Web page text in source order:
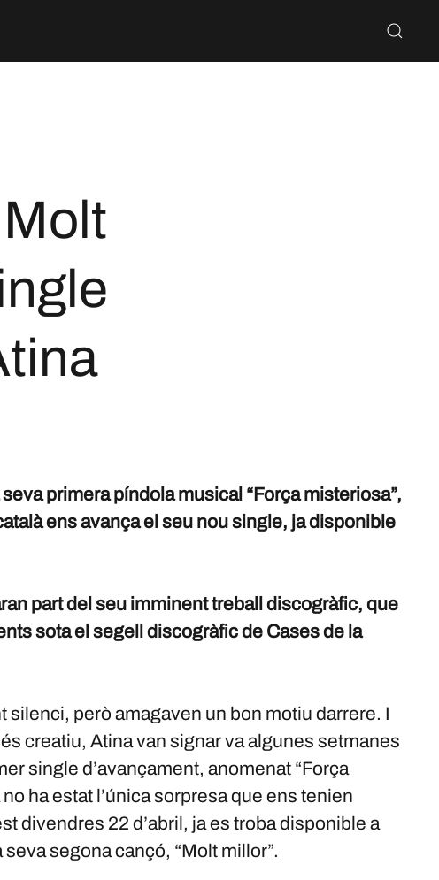
primera píndola musical “Força misteriosa”,
ens avança el seu nou single, ja disponible
part del seu imminent treball discogràfic, que
sota el segell discogràfic de Cases de la
silenci, però amagaven un bon motiu darrere. I
creatiu, Atina van signar va algunes setmanes
single d’avançament, anomenat “Força
ha estat l’única sorpresa que ens tenien
divendres 22 d’abril, ja es troba disponible a
segona cançó, “Molt millor”.